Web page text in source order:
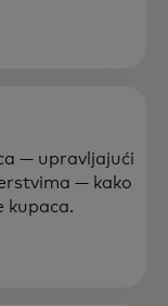
— upravljajući
— kako
kupaca.